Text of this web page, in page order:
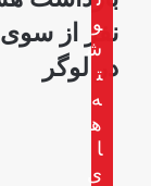
هشت
نفر
سوی
طالبان
لوگر
نفر از سوی
در لوگر
و
ش
ت
ه
ه
ا
ی